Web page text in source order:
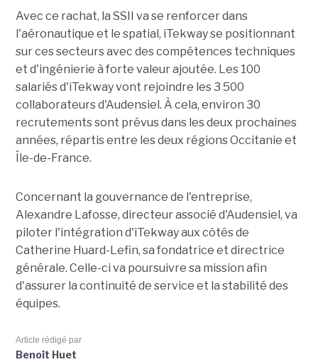
Avec ce rachat, la SSII va se renforcer dans
l'aéronautique et le spatial, iTekway se positionnant
sur ces secteurs avec des compétences techniques
et d'ingénierie à forte valeur ajoutée. Les 100
salariés d'iTekway vont rejoindre les 3 500
collaborateurs d'Audensiel. À cela, environ 30
recrutements sont prévus dans les deux prochaines
années, répartis entre les deux régions Occitanie et
Île-de-France.
Concernant la gouvernance de l'entreprise,
Alexandre Lafosse, directeur associé d'Audensiel, va
piloter l'intégration d'iTekway aux côtés de
Catherine Huard-Lefin, sa fondatrice et directrice
générale. Celle-ci va poursuivre sa mission afin
d'assurer la continuité de service et la stabilité des
équipes.
Article rédigé par
Benoît Huet